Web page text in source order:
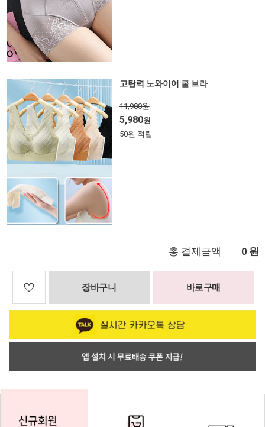
고탄력 노와이어 쿨 브라
11,980원
5,980원
50원 적립
총 결제금액 0 원
장바구니 바로구매